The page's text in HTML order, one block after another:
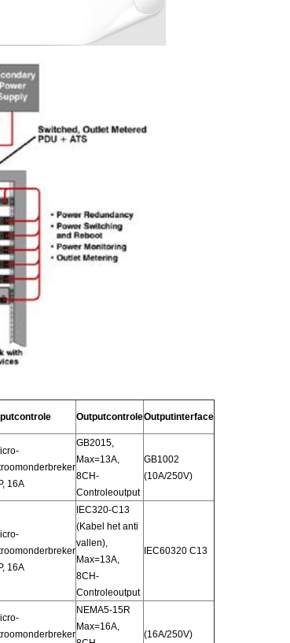
OutputcontroleOutputinterface
16A
GB2015,
Max=13A,
8CH-
Controleoutput
GB1002
(10A/250V)
16A
IEC320-C13
(Kabel het anti
vallen),
Max=13A,
8CH-
Controleoutput
IEC60320 C13
NEMA5-15R
Max=16A,
(16A/250V)